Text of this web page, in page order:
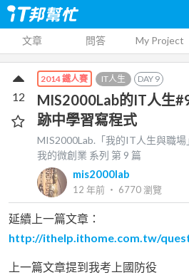
文章 問答 My Project
2014 鐵人賽 IT人生 DAY 9
MIS2000Lab的IT人生
跡中學習寫程式
MIS2000Lab.「我的IT人生與職
我的微創業 系列 第 9 篇
mis2000lab
12 年前 ‧ 6770瀏覽
12
延續上一篇文章：
http://ithelp.ithome.com.tw/
上一篇文章提到我考上國防役